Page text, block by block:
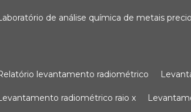
laboratório de análise química de metais
relatório levantamento radiométrico
levantamento radiométrico raio x